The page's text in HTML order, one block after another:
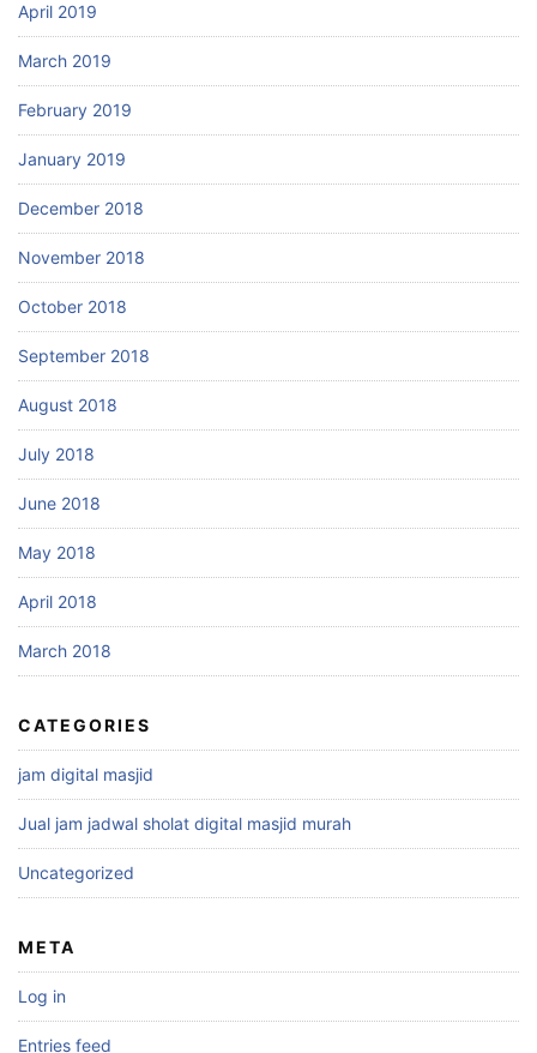
April 2019
March 2019
February 2019
January 2019
December 2018
November 2018
October 2018
September 2018
August 2018
July 2018
June 2018
May 2018
April 2018
March 2018
CATEGORIES
jam digital masjid
Jual jam jadwal sholat digital masjid murah
Uncategorized
META
Log in
Entries feed